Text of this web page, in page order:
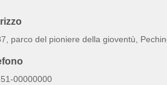
parco del pioniere della gioventù,
00000000